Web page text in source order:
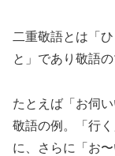
二重敬語とは「
と」であり敬語
たとえば「お伺
敬語の例。「行
に、さらに「お